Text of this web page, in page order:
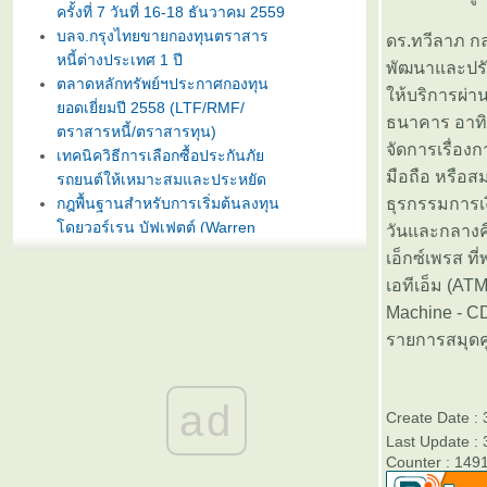
ครั้งที่ 7 วันที่ 16-18 ธันวาคม 2559
บลจ.กรุงไทยขายกองทุนตราสาร
หนี้ต่างประเทศ 1 ปี
ตลาดหลักทรัพย์ฯประกาศกองทุน
อดเยี่ยมปี 2558 (LTF/RMF/
ตราสารหนี้/ตราสารทุน)
เทคนิควิธีการเลือกซื้อประกันภั
รถยนต์ให้เหมาะสมและประหยัด
กฎพื้นฐานสำหรับการเริ่มต้นลงทุน
ดยวอร์เรน บัฟเฟตต์ (Warren
ดอกเบี้ยสูง 3% ต่อปี
บลจ. ทิสโก้ เปิดเสนอขาย “กองทุน
เปิด ทิสโก้ เจแปน อิควิตี้ ทริกเกอร์
8% #2” วันที่ 2- 9 ม.ค. 2557
ad
ดร.ทวีลาภ ก
พัฒนาและปรั
ห้บริการผ่าน
ธนาคาร อา
จัดการเรื่อง
มือถือ หรือส
ธุรกรรมการ
วันและกลาง
เอ็กซ์เพรส
เอทีเอ็ม
Machine -
รายการสมุด
Create Date :
Last Update :
Counter :